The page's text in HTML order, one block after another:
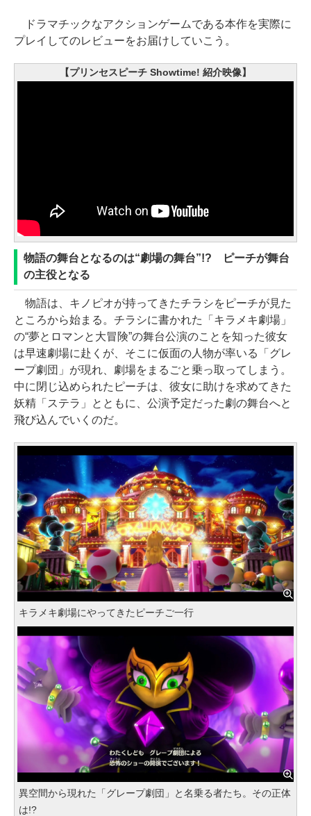
ドラマチックなアクションゲームである本作を実際に
プレイしてのレビューをお届けしていこう。
【プリンセスピーチ Showtime! 紹介映像】
物語の舞台となるのは“劇場の舞台”!? ピーチが舞台
の主役となる
物語は、キノピオが持ってきたチラシをピーチが見た
ところから始まる。チラシに書かれた「キラメキ劇場」
の“夢とロマンと大冒険”の舞台公演のことを知った彼女
は早速劇場に赴くが、そこに仮面の人物が率いる「グレ
ープ劇団」が現れ、劇場をまるごと乗っ取ってしまう。
中に閉じ込められたピーチは、彼女に助けを求めてきた
妖精「ステラ」とともに、公演予定だった劇の舞台へと
飛び込んでいくのだ。
キラメキ劇場にやってきたピーチご一行
異空間から現れた「グレープ劇団」と名乗る者たち。その正体
は!?